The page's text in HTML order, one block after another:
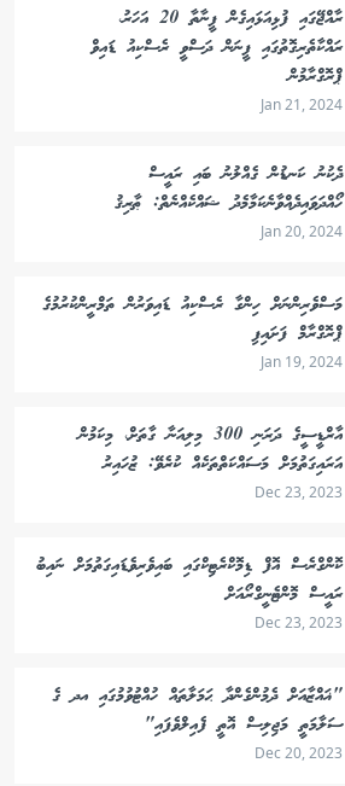
ރާއްޖޭގައި ފުޅިއަޅައިގެން ފީނާތާ 20 އަހަރު،
ރައްކާތެރިގޮތުގައި ފީނަން ދަސްވީ ރެސްކިއު ޑައިވް
ޕްރޮގްރާމުން
Jan 21, 2024
ދެކުނު ކަނޑުން ގެއްލުނު ބައި ރައީސް
ހޯއްދަވައިދެއްވާނެކަމާމެދު ޝައްކެއްނެތް: ޠާރިޤު
Jan 20, 2024
މަސްވެރިންނަށް ހިންގާ ރެސްކިއު ޑައިވަރުން ތަމްރީންކުރުމުގެ
ޕްރޮގްރާމް ފަށައިފި
Jan 19, 2024
އާރްޑީސީގެ ދަރަނި 300 މިލިއަނާ ގާތަށް، މިކަމުން
އަރައިގަތުމަށް މަސައްކަތްތަކެއް ކުރެވޭ: ޒުހައިރު
Dec 23, 2023
ކޮންގްރެސް އޮފް ޑިމޮކްރެޓިކްގައި ބައިވެރިވެޑައިގަތުމަށް ނައިބު
ރައީސް މޮންޓެނީގްރޯއަށް
Dec 23, 2023
"ޣައްޒާއަށް ދެމުންގެންދާ ޙަމަލާތައް ހުއްޓުވުމުގައި އދ ގެ
ސަލާމަތީ މަޖިލިސް އޮތީ ފެއިލްވެފައި"
Dec 20, 2023